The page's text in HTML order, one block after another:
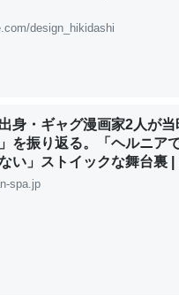
シウム少ないのか。知らんか
水はカルシウムも酸素も不足
白い。海にいる鋏角類（カブ
design_hikidashi
身・ギャグ漫画家2人が
を振り返る。「ヘルニア
い」ストイックな舞台裏 |
spa.jp